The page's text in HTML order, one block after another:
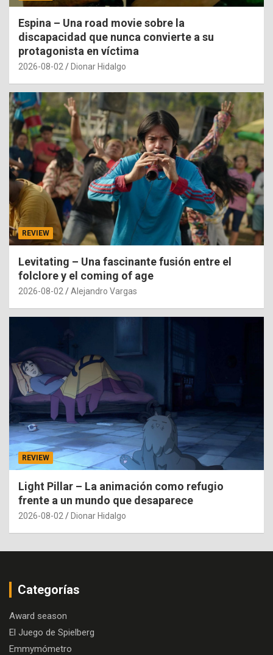
Espina – Una road movie sobre la
discapacidad que nunca convierte a su
protagonista en víctima
2026-08-02 Dionar Hidalgo
REVIEW
Levitating – Una fascinante fusión entre el
folclore y el coming of age
2026-08-02 Alejandro Vargas
REVIEW
Light Pillar – La animación como refugio
frente a un mundo que desaparece
2026-08-02 Dionar Hidalgo
Categorías
Award season
El Juego de Spielberg
Emmymómetro